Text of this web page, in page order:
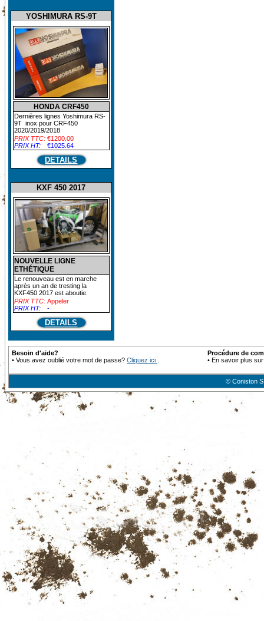
YOSHIMURA RS-9T
HONDA CRF450
Dernières lignes Yoshimura RS-
9T inox pour CRF450
2020/2019/2018
PRIX TTC: €1200.00
PRIX HT:
€1025.64
DETAILS
KXF 450 2017
NOUVELLE LIGNE
ETHÉTIQUE
Le renouveau est en marche
après un an de tresting la
KXF450 2017 est aboutie.
PRIX TTC: Appeler
PRIX HT:
-
DETAILS
Besoin d'aide?
• Vous avez oublié votre mot de passe? Cliquez ici
Procédure de
• En savoir plus
© Coniston